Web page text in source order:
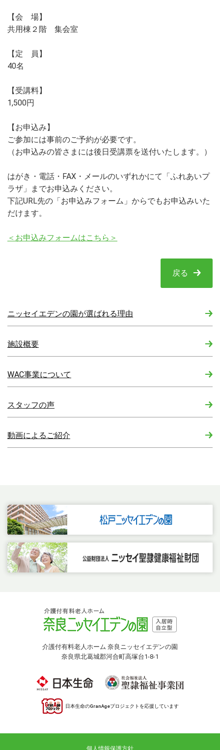
【会 場】
共用棟２階 集会室
【定 員】
40名
【受講料】
1,500円
【お申込み】
ご参加には事前のご予約が必要です。
（お申込みの皆さまには後日受講票を送付いたします。）
はがき・電話・FAX・メールのいずれかにて「ふれあいプ
ラザ」までお申込みください。
下記URL先の「お申込みフォーム」からでもお申込みいた
だけます。
＜お申込みフォームはこちら＞
戻る
ニッセイエデンの園が選ばれる理由
施設概要
WAC事業について
スタッフの声
動画によるご紹介
介護付有料老人ホーム 奈良ニッセイエデンの園
奈良県北葛城郡河合町高塚台1-8-1
日本生命のGranAgeプロジェクトを応援しています